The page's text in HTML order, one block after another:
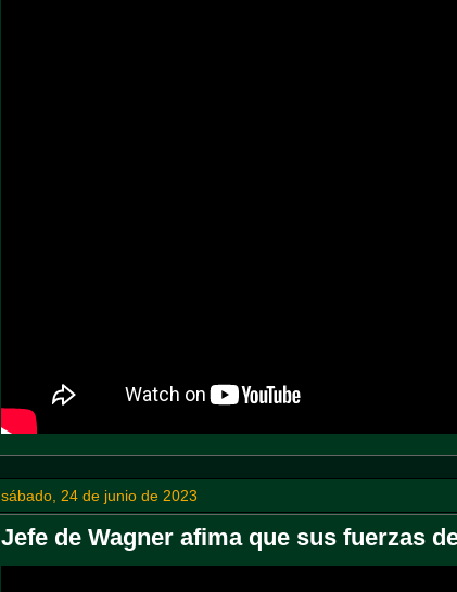
sábado, 24 de junio de 2023
Jefe de Wagner afima que sus fuerzas